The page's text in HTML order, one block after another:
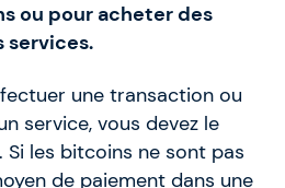
ou pour acheter des
services.
une transaction ou
service, vous devez le
les bitcoins ne sont pas
de paiement dans une